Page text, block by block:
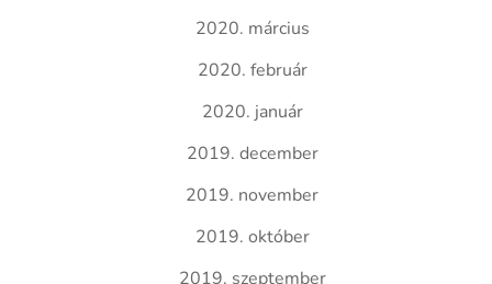
2020. március
2020. február
2020. január
2019. december
2019. november
2019. október
2019. szeptember